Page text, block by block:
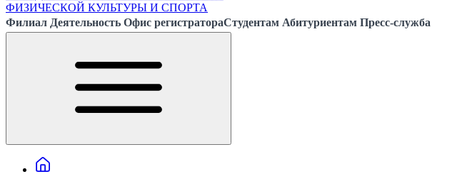
ФИЗИЧЕСКОЙ КУЛЬТУРЫ И СПОРТА
Филиал Деятельность Офис регистратораСтудентам Абитуриентам Пресс-служба